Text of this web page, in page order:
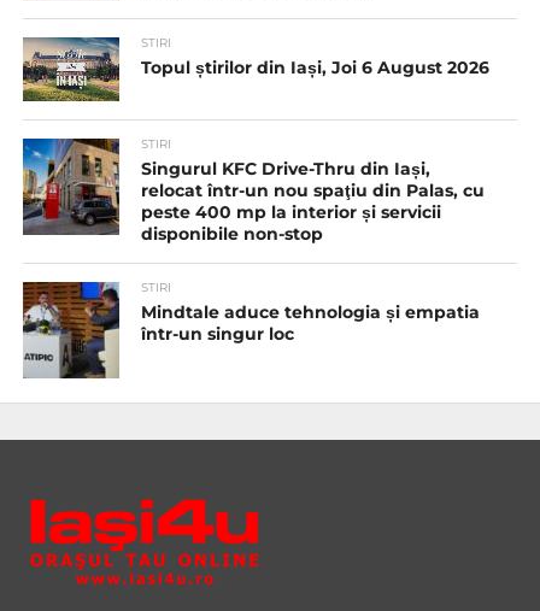
STIRI
Topul știrilor din Iași, Joi 6 August 2026
STIRI
Singurul KFC Drive-Thru din Iași,
relocat într-un nou spaţiu din Palas, cu
peste 400 mp la interior și servicii
disponibile non-stop
STIRI
Mindtale aduce tehnologia și empatia
într-un singur loc